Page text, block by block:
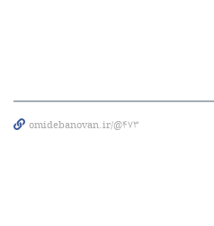
omidebanovan.ir/@473